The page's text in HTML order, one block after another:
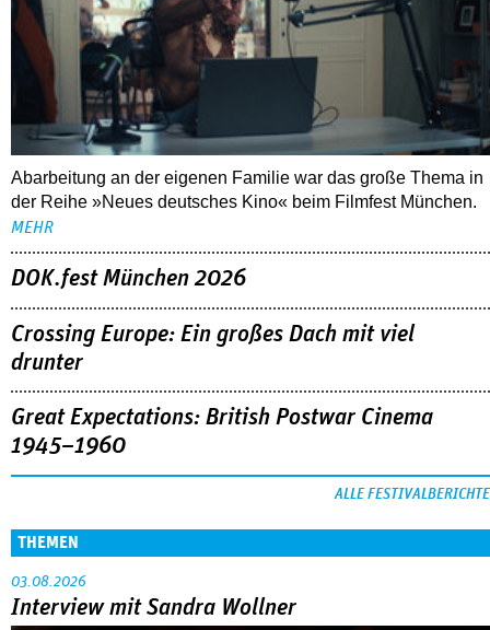
Abarbeitung an der eigenen Familie war das große Thema in
der Reihe »Neues deutsches Kino« beim Filmfest München.
MEHR
DOK.fest München 2026
Crossing Europe: Ein großes Dach mit viel
drunter
Great Expectations: British Postwar Cinema
1945–1960
ALLE FESTIVALBERICHTE
THEMEN
03.08.2026
Interview mit Sandra Wollner